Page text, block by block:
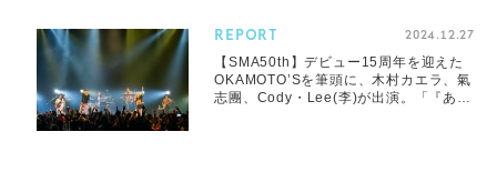
REPORT 2024.12.27
【SMA50th】デビュー15周年を迎えた
OKAMOTO’Sを筆頭に、木村カエラ、氣
志團、Cody・Lee(李)が出演。「『あり